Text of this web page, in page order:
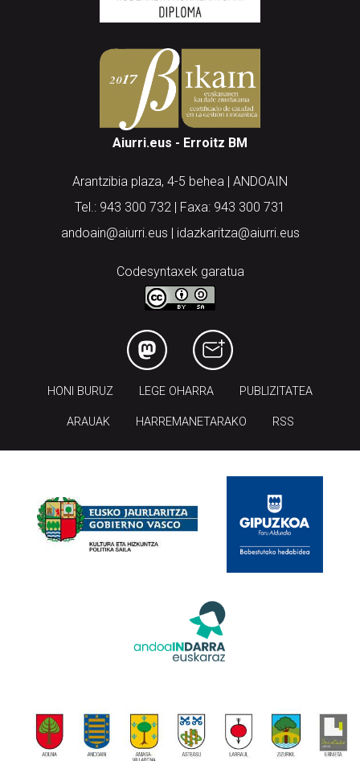
Aiurri.eus - Erroitz BM
Arantzibia plaza, 4-5 behea | ANDOAIN
Tel.: 943 300 732 | Faxa: 943 300 731
andoain@aiurri.eus | idazkaritza@aiurri.eus
Codesyntaxek garatua
HONI BURUZ LEGE OHARRA PUBLIZITATEA
ARAUAK HARREMANETARAKO RSS